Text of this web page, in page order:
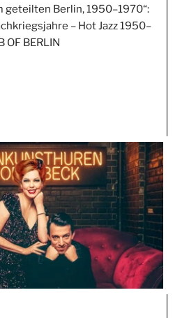
geteilten Berlin, 1950–1970“:
– Hot Jazz 1950–
OF BERLIN